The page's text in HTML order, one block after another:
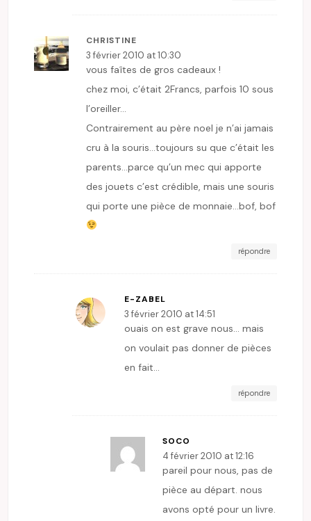
CHRISTINE
3 février 2010 at 10:30
vous faîtes de gros cadeaux !
chez moi, c’était 2Francs, parfois 10 sous
l’oreiller…
Contrairement au père noel je n’ai jamais
cru à la souris…toujours su que c’était les
parents…parce qu’un mec qui apporte
des jouets c’est crédible, mais une souris
qui porte une pièce de monnaie…bof, bof
répondre
E-ZABEL
3 février 2010 at 14:51
ouais on est grave nous… mais
on voulait pas donner de pièces
en fait…
répondre
SOCO
4 février 2010 at 12:16
pareil pour nous, pas de
pièce au départ. nous
avons opté pour un livre.